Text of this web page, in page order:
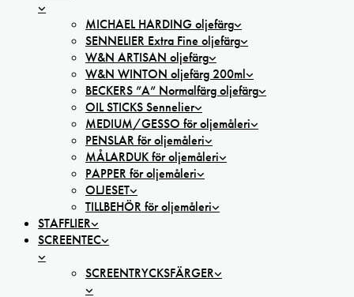
MICHAEL HARDING oljefärg
SENNELIER Extra Fine oljefärg
W&N ARTISAN oljefärg
W&N WINTON oljefärg 200ml
BECKERS ”A” Normalfärg oljefärg
OIL STICKS Sennelier
MEDIUM/GESSO för oljemåleri
PENSLAR för oljemåleri
MÅLARDUK för oljemåleri
PAPPER för oljemåleri
OLJESET
TILLBEHÖR för oljemåleri
STAFFLIER
SCREENTEC
SCREENTRYCKSFÄRGER